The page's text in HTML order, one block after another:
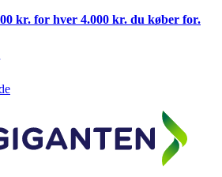
kr. for hver 4.000 kr. du køber for.